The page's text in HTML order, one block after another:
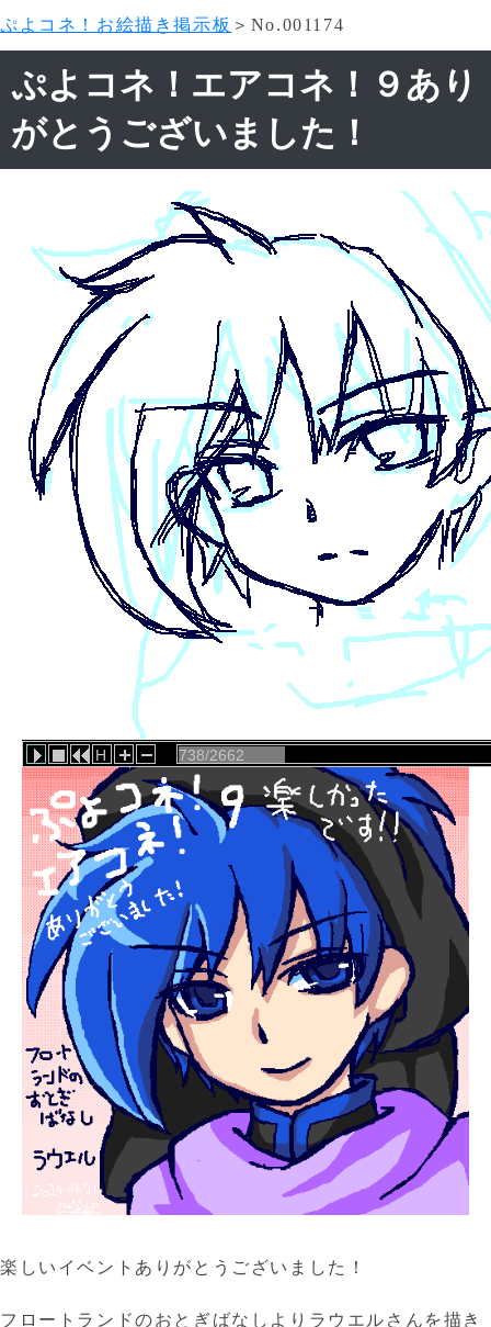
ぷよコネ！お絵描き掲示板 ＞No.001174
ぷよコネ！エアコネ！９あり
がとうございました！
H 767/2662
楽しいイベントありがとうございました！
フロートランドのおとぎばなしよりラウエルさんを描き